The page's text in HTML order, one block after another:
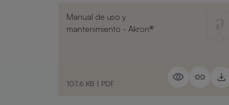
Manual de uso y
mantenimiento - Akron®
107.6 KB | PDF